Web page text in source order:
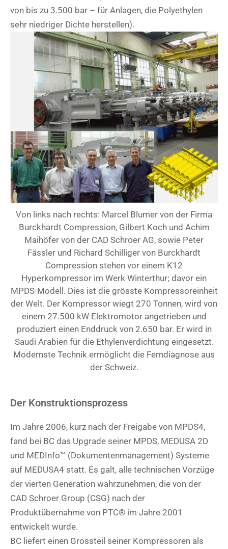
von bis zu 3.500 bar – für Anlagen, die Polyethylen
sehr niedriger Dichte herstellen).
Von links nach rechts: Marcel Blumer von der Firma
Burckhardt Compression, Gilbert Koch und Achim
Maihöfer von der CAD Schroer AG, sowie Peter
Fässler und Richard Schilliger von Burckhardt
Compression stehen vor einem K12
Hyperkompressor im Werk Winterthur; davor ein
MPDS-Modell. Dies ist die grösste Kompressoreinheit
der Welt. Der Kompressor wiegt 270 Tonnen, wird von
einem 27.500 kW Elektromotor angetrieben und
produziert einen Enddruck von 2.650 bar. Er wird in
Saudi Arabien für die Ethylenverdichtung eingesetzt.
Modernste Technik ermöglicht die Ferndiagnose aus
der Schweiz.
Der Konstruktionsprozess
Im Jahre 2006, kurz nach der Freigabe von MPDS4,
fand bei BC das Upgrade seiner MPDS, MEDUSA 2D
und MEDInfo™ (Dokumentenmanagement) Systeme
auf MEDUSA4 statt. Es galt, alle technischen Vorzüge
der vierten Generation wahrzunehmen, die von der
CAD Schroer Group (CSG) nach der
Produktübernahme von PTC® im Jahre 2001
entwickelt wurde.
BC liefert einen Grossteil seiner Kompressoren als